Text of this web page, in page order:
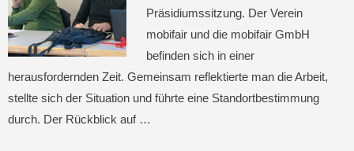
Präsidiumssitzung. Der Verein
mobifair und die mobifair GmbH
befinden sich in einer
herausfordernden Zeit. Gemeinsam reflektierte man die Arbeit,
stellte sich der Situation und führte eine Standortbestimmung
durch. Der Rückblick auf …